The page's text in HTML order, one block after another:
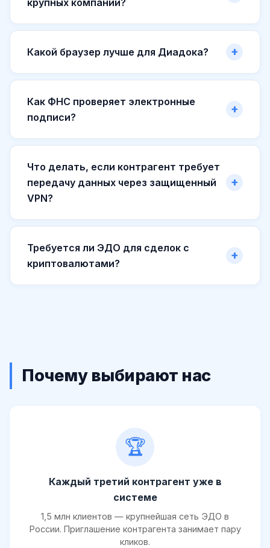
Какой браузер лучше для Диадока?
Как ФНС проверяет электронные
подписи?
Что делать, если контрагент требует
передачу данных через защищенный
VPN?
Требуется ли ЭДО для сделок с
криптовалютами?
Почему выбирают нас
🏆
Каждый третий контрагент уже в
системе
1,5 млн клиентов — крупнейшая сеть ЭДО в
России. Приглашение контрагента занимает пару
кликов.